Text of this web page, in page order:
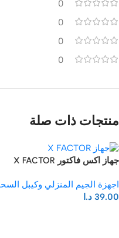
0
0
0
0
منتجات ذات صلة
جهاز اكس فاكتور X FACTOR
اجهزة الجيم المنزلي وكيبل
39.00 د.ا